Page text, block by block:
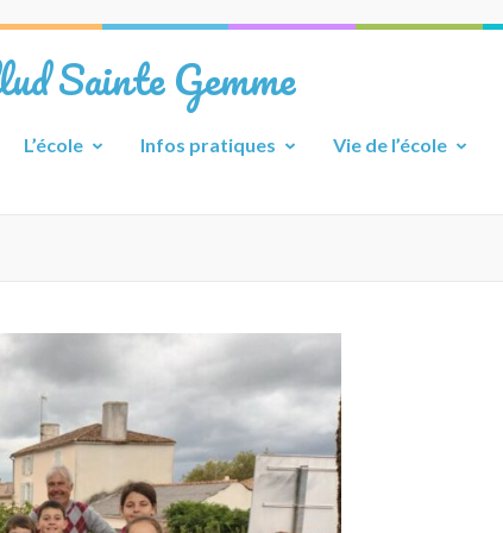
Sainte Gemme
L’école Infos pratiques Vie de l’école